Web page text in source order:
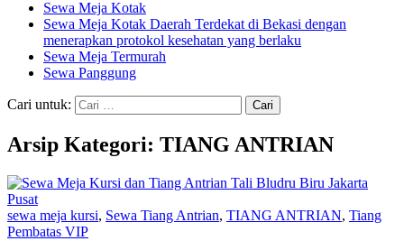
Sewa Meja Kotak
Sewa Meja Kotak Daerah Terdekat di Bekasi dengan
menerapkan protokol kesehatan yang berlaku
Sewa Meja Termurah
Sewa Panggung
Cari untuk:
Arsip Kategori: TIANG ANTRIAN
sewa meja kursi, Sewa Tiang Antrian, TIANG ANTRIAN, Tiang
Pembatas VIP